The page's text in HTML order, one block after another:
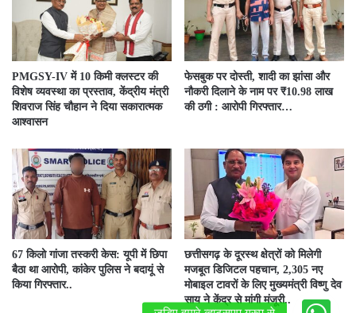
PMGSY-IV में 10 किमी क्लस्टर की
विशेष व्यवस्था का प्रस्ताव, केंद्रीय मंत्री
शिवराज सिंह चौहान ने दिया सकारात्मक
आश्वासन
फेसबुक पर दोस्ती, शादी का झांसा और
नौकरी दिलाने के नाम पर ₹10.98 लाख
की ठगी : आरोपी गिरफ्तार…
67 किलो गांजा तस्करी केस: यूपी में छिपा
बैठा था आरोपी, कांकेर पुलिस ने बदायूं से
किया गिरफ्तार..
छत्तीसगढ़ के दूरस्थ क्षेत्रों को मिलेगी
मजबूत डिजिटल पहचान, 2,305 नए
मोबाइल टावरों के लिए मुख्यमंत्री विष्णु देव
साय ने केंद्र से मांगी मंजूरी..